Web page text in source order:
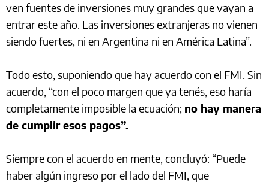
ven fuentes de inversiones muy grandes que vayan a
entrar este año. Las inversiones extranjeras no vienen
siendo fuertes, ni en Argentina ni en América Latina”.
Todo esto, suponiendo que hay acuerdo con el FMI. Sin
acuerdo, “con el poco margen que ya tenés, eso haría
completamente imposible la ecuación; no hay manera
de cumplir esos pagos”.
Siempre con el acuerdo en mente, concluyó: “Puede
haber algún ingreso por el lado del FMI, que